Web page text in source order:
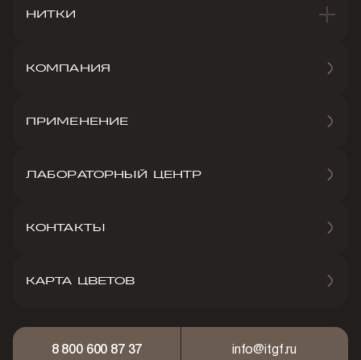
КОМПАНИЯ
ПРИМЕНЕНИЕ
ЛАБОРАТОРНЫЙ ЦЕНТР
КОНТАКТЫ
КАРТА ЦВЕТОВ
НИТКИ
8 800 600 87 37 info@itgf.ru